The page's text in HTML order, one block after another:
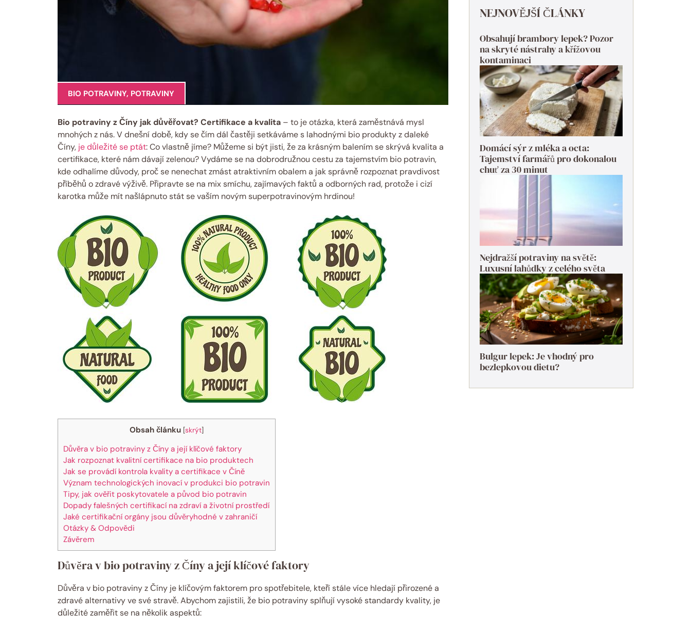
BIO POTRAVINY, POTRAVINY
Bio potraviny z Číny jak důvěřovat? Certifikace a kvalita – to je otázka, která zaměstnává mysl
mnohých z nás. V dnešní době, kdy se čím dál častěji setkáváme s lahodnými bio produkty z daleké
Číny, je důležité se ptát: Co vlastně jíme? Můžeme si být jisti, že za krásným balením se skrývá kvalita a
certifikace, které nám dávají zelenou? Vydáme se na dobrodružnou cestu za tajemstvím bio potravin,
kde odhalíme důvody, proč se nenechat zmást atraktivním obalem a jak správně rozpoznat pravdivost
příběhů o zdravé výživě. Připravte se na mix smíchu, zajímavých faktů a odborných rad, protože i cizí
karotka může mít našlápnuto stát se vaším novým superpotravinovým hrdinou!
Obsah článku [skrýt]
Důvěra v bio potraviny z Číny a její klíčové faktory
Jak rozpoznat kvalitní certifikace na bio produktech
Jak se provádí kontrola kvality a certifikace v Číně
Význam technologických inovací v produkci bio potravin
Tipy, jak ověřit poskytovatele a původ bio potravin
Dopady falešných certifikací na zdraví a životní prostředí
Jaké certifikační orgány jsou důvěryhodné v zahraničí
Otázky & Odpovědi
Závěrem
Důvěra v bio potraviny z Číny a její klíčové faktory
Důvěra v bio potraviny z Číny je klíčovým faktorem pro spotřebitele, kteří stále více hledají přirozené a
zdravé alternativy ve své stravě. Abychom zajistili, že bio potraviny splňují vysoké standardy kvality, je
důležité zaměřit se na několik aspektů:
NEJNOVĚJŠÍ ČLÁNKY
Obsahují brambory lepek? Pozor
na skryté nástrahy a křížovou
kontaminaci
Domácí sýr z mléka a octa:
Tajemství farmářů pro dokonalou
chuť za 30 minut
Nejdražší potraviny na světě:
Luxusní lahůdky z celého světa
Bulgur lepek: Je vhodný pro
bezlepkovou dietu?